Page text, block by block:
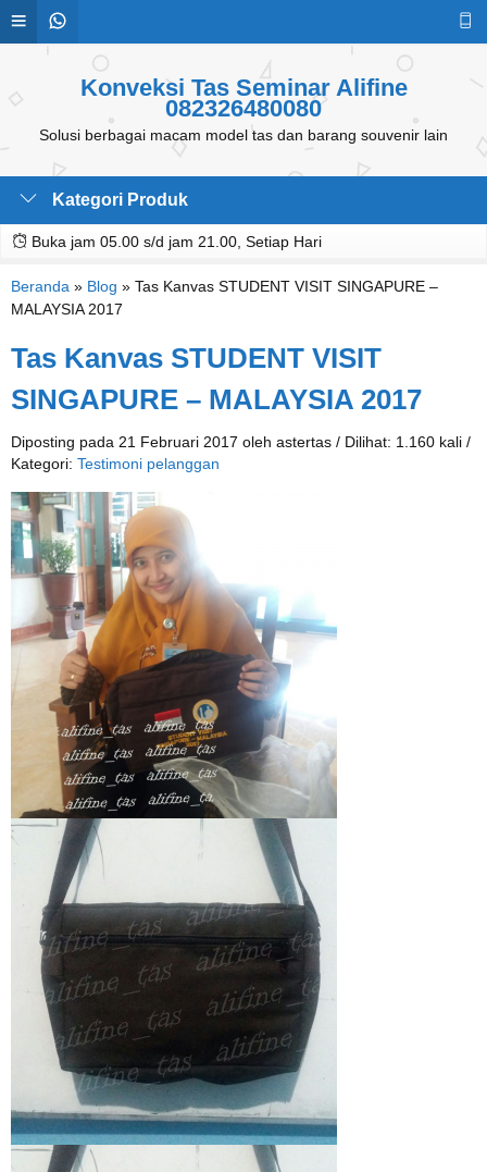
Konveksi Tas Seminar Alifine
082326480080
Solusi berbagai macam model tas dan barang souvenir lain
Kategori Produk
Buka jam 05.00 s/d jam 21.00, Setiap Hari
Beranda » Blog » Tas Kanvas STUDENT VISIT SINGAPURE –
MALAYSIA 2017
Tas Kanvas STUDENT VISIT
SINGAPURE – MALAYSIA 2017
Diposting pada 21 Februari 2017 oleh astertas / Dilihat: 1.160 kali /
Kategori: Testimoni pelanggan